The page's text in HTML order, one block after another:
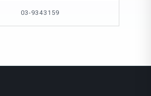
03-9343159